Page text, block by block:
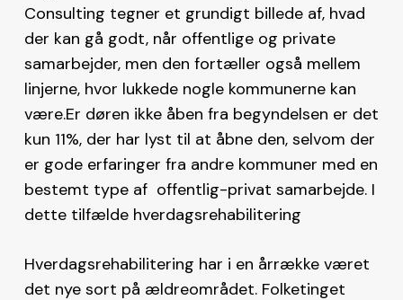
Consulting tegner et grundigt billede af, hvad
der kan gå godt, når offentlige og private
samarbejder, men den fortæller også mellem
linjerne, hvor lukkede nogle kommunerne kan
være.Er døren ikke åben fra begyndelsen er det
kun 11%, der har lyst til at åbne den, selvom der
er gode erfaringer fra andre kommuner med en
bestemt type af offentlig-privat samarbejde. I
dette tilfælde hverdagsrehabilitering
Hverdagsrehabilitering har i en årrække været
det nye sort på ældreområdet. Folketinget